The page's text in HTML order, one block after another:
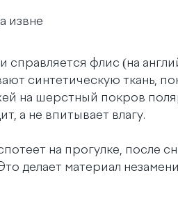
извне
флис (на
синтетическую ткань,
на шерстный покров
а не впитывает влагу.
на прогулке, после
делает материал